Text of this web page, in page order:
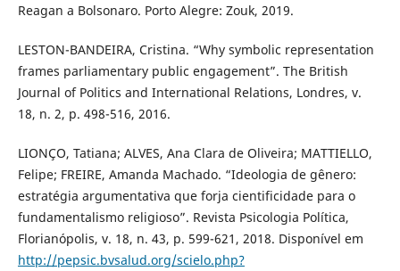
Reagan a Bolsonaro. Porto Alegre: Zouk, 2019.
LESTON-BANDEIRA, Cristina. “Why symbolic representation
frames parliamentary public engagement”. The British
Journal of Politics and International Relations, Londres, v.
18, n. 2, p. 498-516, 2016.
LIONÇO, Tatiana; ALVES, Ana Clara de Oliveira; MATTIELLO,
Felipe; FREIRE, Amanda Machado. “Ideologia de gênero:
estratégia argumentativa que forja cientificidade para o
fundamentalismo religioso”. Revista Psicologia Política,
Florianópolis, v. 18, n. 43, p. 599-621, 2018. Disponível em
http://pepsic.bvsalud.org/scielo.php?